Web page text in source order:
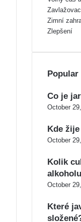
Zimní
Zlepšení
Popular
Co je
October
Kde
October
Kolik
October
Které